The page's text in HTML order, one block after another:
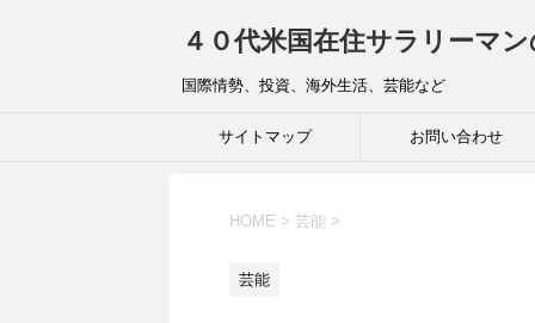
４０代米国在住サラリーマ
国際情勢、投資、海外生活、芸能など
サイトマップ お問い合わせ
HOME > 芸能 >
芸能